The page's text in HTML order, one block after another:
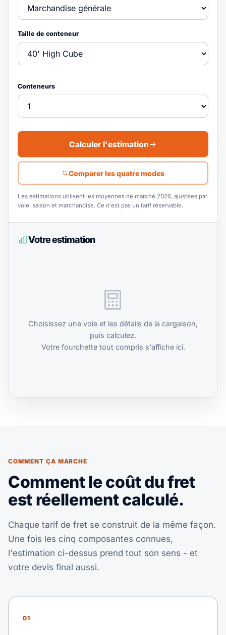
Taille de conteneur
Conteneurs
Calculer l'estimation
Comparer les quatre modes
Les estimations utilisent les moyennes de marché 2026, ajustées par
voie, saison et marchandise. Ce n'est pas un tarif réservable.
Votre estimation
Choisissez une voie et les détails de la cargaison,
puis calculez.
Votre fourchette tout compris s'affiche ici.
COMMENT ÇA MARCHE
Comment le coût du fret
est réellement calculé.
Chaque tarif de fret se construit de la même façon.
Une fois les cinq composantes connues,
l'estimation ci-dessus prend tout son sens - et
votre devis final aussi.
01